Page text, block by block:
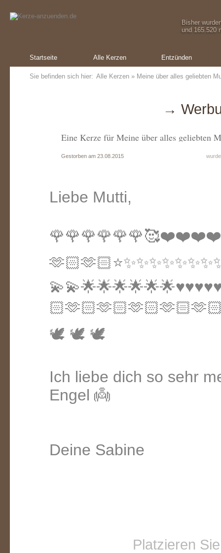
Bisher
und 165.520
Startseite Alle Kerzen Entzünden
Sie befinden sich hier: Alle Kerzen » Meine über alles geliebten
→
Eine Kerze für Meine über alles geliebten
Gestorben am 23.08.2015
Liebe Mutti,
🕊️ 🕊️ 🕊️
Ich liebe dich so sehr
Engel 👼
Deine Sabine
Platzieren